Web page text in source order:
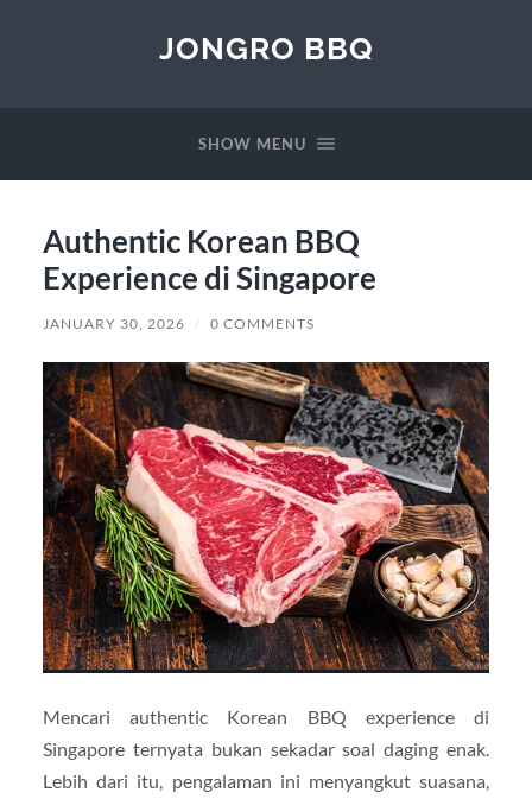
JONGRO BBQ
SHOW MENU
Authentic Korean BBQ
Experience di Singapore
JANUARY 30, 2026 / 0 COMMENTS
Mencari authentic Korean BBQ experience di
Singapore ternyata bukan sekadar soal daging enak.
Lebih dari itu, pengalaman ini menyangkut suasana,